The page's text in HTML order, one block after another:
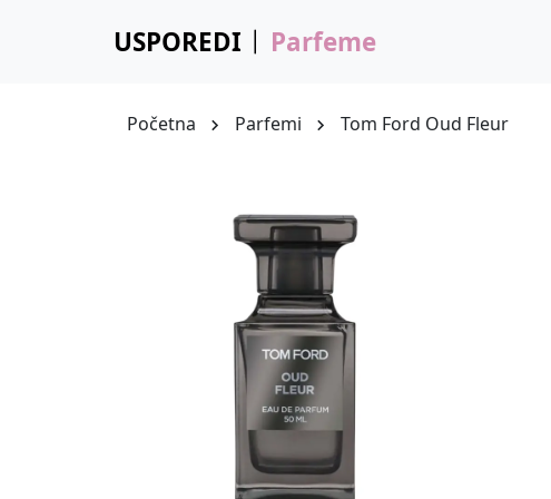
USPOREDI Parfeme
Početna Parfemi Tom Ford Oud Fleur